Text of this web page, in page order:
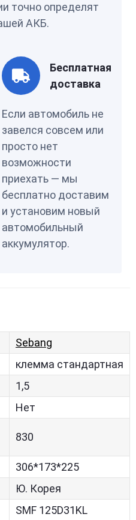
точно определят
АКБ.
Бесплатная
доставка
Если автомобиль не
завелся совсем или
просто нет
возможности
приехать — мы
бесплатно доставим
и установим новый
автомобильный
аккумулятор.
Sebang
клемма стандартная
1,5
Нет
830
306*173*225
Ю. Корея
SMF 125D31KL